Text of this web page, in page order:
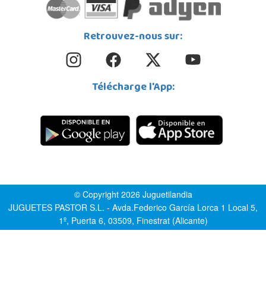
Retrouvez-nous sur:
Télécharge l'App:
© Copyright 2026 Juguetilandia
JUGUETES PASTOR S.L. - Avda.Federico García Lorca 1 Local 5,
1º, Puerta 6, 03509, Finestrat (Alicante)